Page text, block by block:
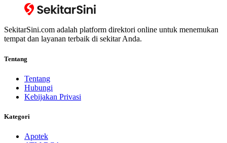
SekitarSini.com adalah platform direktori online untuk menemukan
tempat dan layanan terbaik di sekitar Anda.
Tentang
Tentang
Hubungi
Kebijakan Privasi
Kategori
Apotek